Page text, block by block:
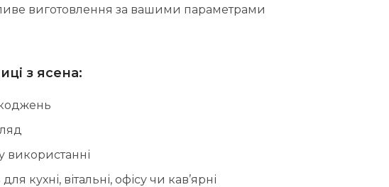
виготовлення за вашими параметрами
з ясена:
використанні
кухні, вітальні, офісу чи кав’ярні